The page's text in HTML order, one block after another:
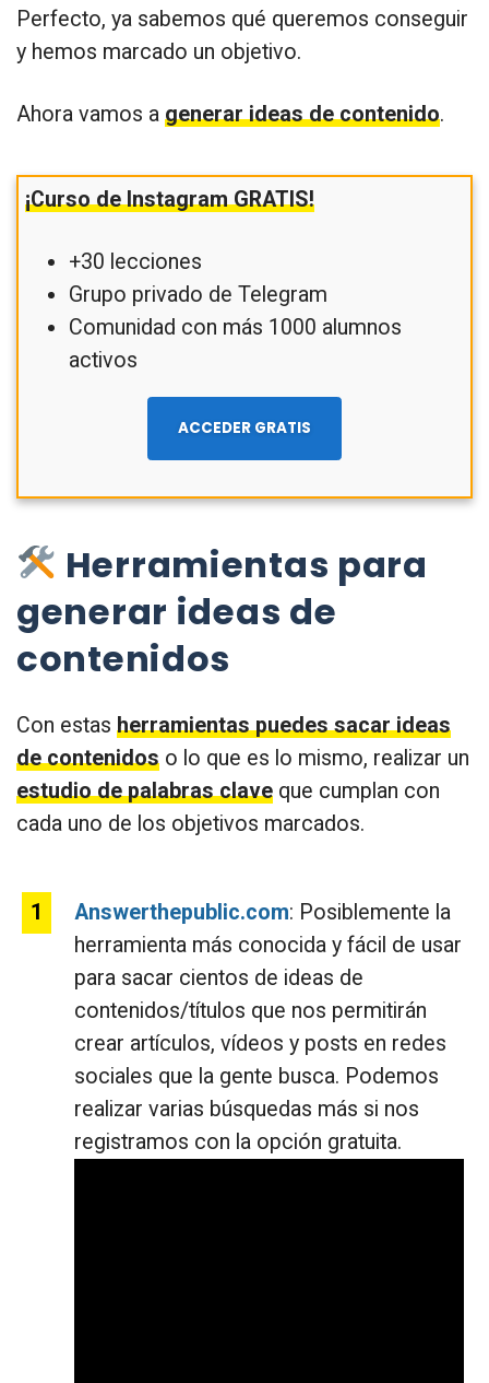
Perfecto, ya sabemos qué queremos conseguir
y hemos marcado un objetivo.
Ahora vamos a generar ideas de contenido.
¡Curso de Instagram GRATIS!
+30 lecciones
Grupo privado de Telegram
Comunidad con más 1000 alumnos
activos
ACCEDER GRATIS
Herramientas para
generar ideas de
contenidos
Con estas herramientas puedes sacar ideas
de contenidos o lo que es lo mismo, realizar un
estudio de palabras clave que cumplan con
cada uno de los objetivos marcados.
Answerthepublic.com: Posiblemente la
herramienta más conocida y fácil de usar
para sacar cientos de ideas de
contenidos/títulos que nos permitirán
crear artículos, vídeos y posts en redes
sociales que la gente busca. Podemos
realizar varias búsquedas más si nos
registramos con la opción gratuita.